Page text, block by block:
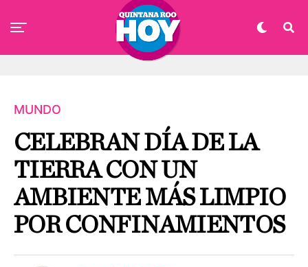
MUNDO
CELEBRAN DÍA DE LA
TIERRA CON UN
AMBIENTE MÁS LIMPIO
POR CONFINAMIENTOS